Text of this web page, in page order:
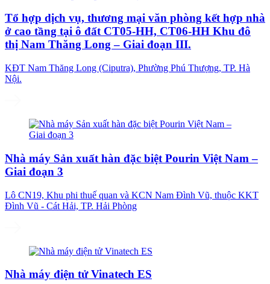
Tổ hợp dịch vụ, thương mại văn phòng kết hợp nhà
ở cao tầng tại ô đất CT05-HH, CT06-HH Khu đô
thị Nam Thăng Long – Giai đoạn III.
KĐT Nam Thăng Long (Ciputra), Phường Phú Thượng, TP. Hà
Nội.
Nhà máy Sản xuất hàn đặc biệt Pourin Việt Nam –
Giai đoạn 3
Lô CN19, Khu phi thuế quan và KCN Nam Đình Vũ, thuộc KKT
Đình Vũ - Cát Hải, TP. Hải Phòng
Nhà máy điện tử Vinatech ES